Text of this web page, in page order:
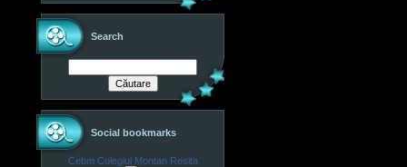
Search
Social bookmarks
Cebm Colegiul Montan Resita